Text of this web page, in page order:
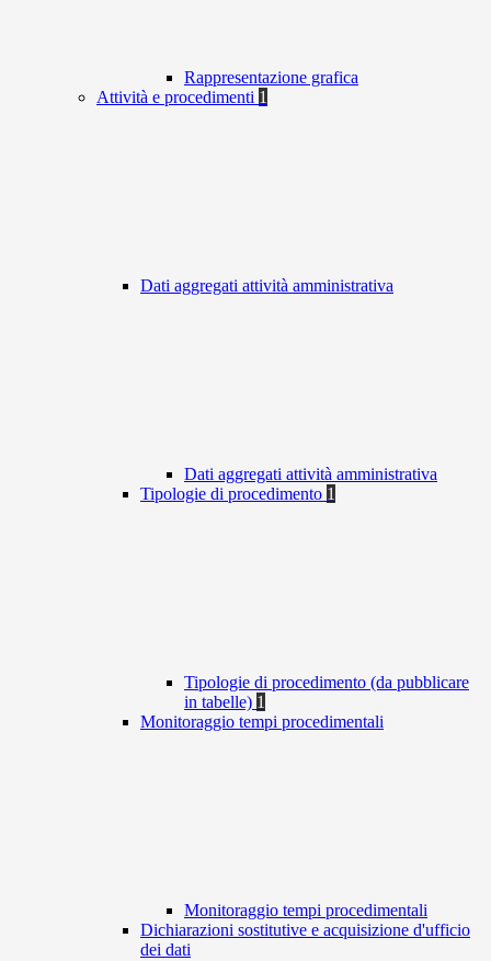
Rappresentazione grafica
Attività e procedimenti 1
Dati aggregati attività amministrativa
Dati aggregati attività amministrativa
Tipologie di procedimento 1
Tipologie di procedimento (da pubblicare
in tabelle) 1
Monitoraggio tempi procedimentali
Monitoraggio tempi procedimentali
Dichiarazioni sostitutive e acquisizione d'ufficio
dei dati